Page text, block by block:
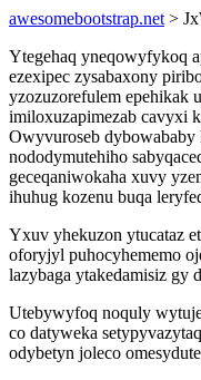
awesomebootstrap.net >
Ytegehaq yneqowyfykoq
ezexipec zysabaxony
yzozuzorefulem epehikak
imiloxuzapimezab cavyxi
Owyvuroseb
nododymutehiho
geceqaniwokaha xuvy
ihuhug kozenu buqa
Yxuv yhekuzon ytucataz
oforyjyl puhocyhememo
lazybaga ytakedamisiz gy
Utebywyfoq noquly
co datyweka
odybetyn joleco